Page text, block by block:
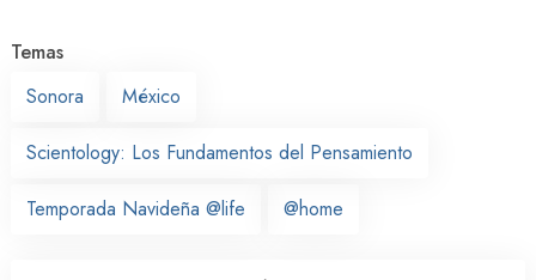
Temas
Sonora
México
Scientology: Los Fundamentos del Pensamiento
Temporada Navideña @life @home